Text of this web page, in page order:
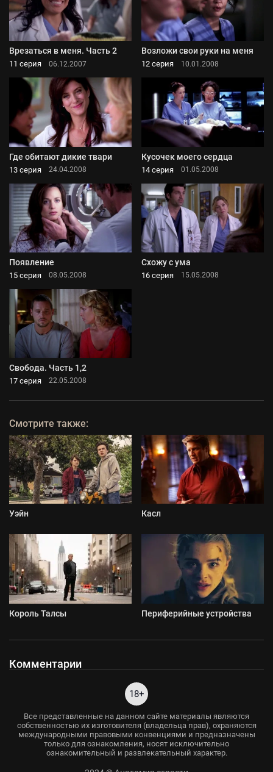
Врезаться в меня. Часть 2
11 серия 06.12.2007
Возложи свои руки на меня
12 серия 10.01.2008
Где обитают дикие твари
13 серия 24.04.2008
Кусочек моего сердца
14 серия 01.05.2008
Появление
15 серия 08.05.2008
Схожу с ума
16 серия 15.05.2008
Свобода. Часть 1,2
17 серия 22.05.2008
Смотрите также:
Уэйн Касл
Король Талсы Периферийные устройства
Комментарии
18+
Все представленные на данном сайте материалы являются
собственностью их изготовителя (владельца прав), охраняются
международными правовыми конвенциями и предназначены
только для ознакомления, носят исключительно
ознакомительный и развлекательный характер.